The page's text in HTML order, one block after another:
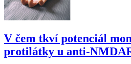
V čem tkví potenciál
protilátky u anti-